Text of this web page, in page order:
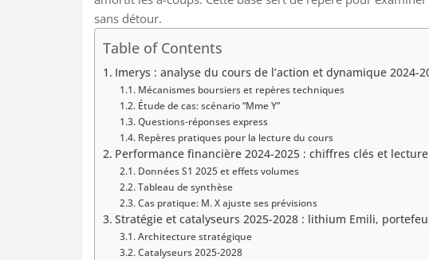
sans détour.
Table of Contents
Imerys : analyse du cours de l’action et dynamique 2024-
Mécanismes boursiers et repères techniques
Étude de cas: scénario “Mme Y”
Questions-réponses express
Repères pratiques pour la lecture du cours
Performance financière 2024-2025 : chiffres clés et
Données S1 2025 et effets volumes
Tableau de synthèse
Cas pratique: M. X ajuste ses prévisions
Stratégie et catalyseurs 2025-2028 : lithium Emili,
Architecture stratégique
Catalyseurs 2025-2028